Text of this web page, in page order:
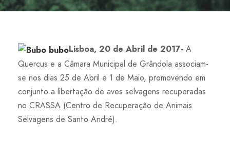
Lisboa, 20 de Abril de 2017- A
Quercus e a Câmara Municipal de Grândola associam-
se nos dias 25 de Abril e 1 de Maio, promovendo em
conjunto a libertação de aves selvagens recuperadas
no CRASSA (Centro de Recuperação de Animais
Selvagens de Santo André).